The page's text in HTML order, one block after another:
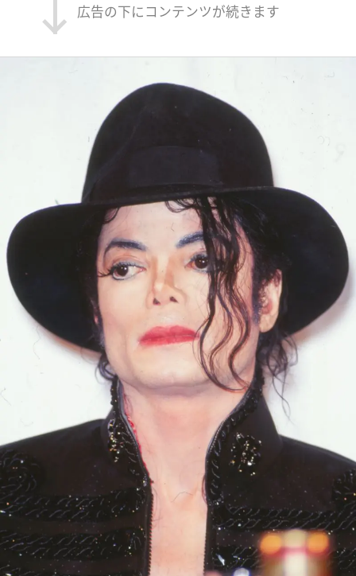
広告の下にコンテンツが続きます